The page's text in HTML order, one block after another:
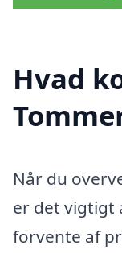
Hvad
Når du
er det vigtigt
forvente af